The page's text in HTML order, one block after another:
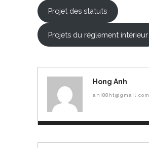
Projet des statuts
Projets du réglement intérieur
Hong Anh
ani88ht@gmail.com